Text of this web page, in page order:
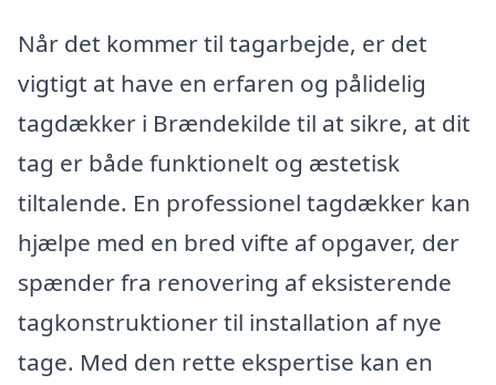
Når det kommer til tagarbejde, er det
vigtigt at have en erfaren og pålidelig
tagdækker i Brændekilde til at sikre, at dit
tag er både funktionelt og æstetisk
tiltalende. En professionel tagdækker kan
hjælpe med en bred vifte af opgaver, der
spænder fra renovering af eksisterende
tagkonstruktioner til installation af nye
tage. Med den rette ekspertise kan en